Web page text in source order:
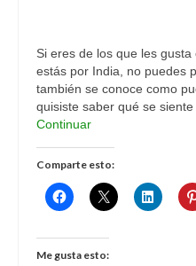
Si eres de los que les
estás por India, no puedes
también se conoce como
quisiste saber qué se
Continuar
Comparte esto:
Me gusta esto: